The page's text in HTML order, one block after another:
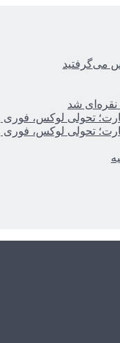
می‌گرفتید
نقره‌ای شد
تحولی لوکس،
تحولی لوکس،